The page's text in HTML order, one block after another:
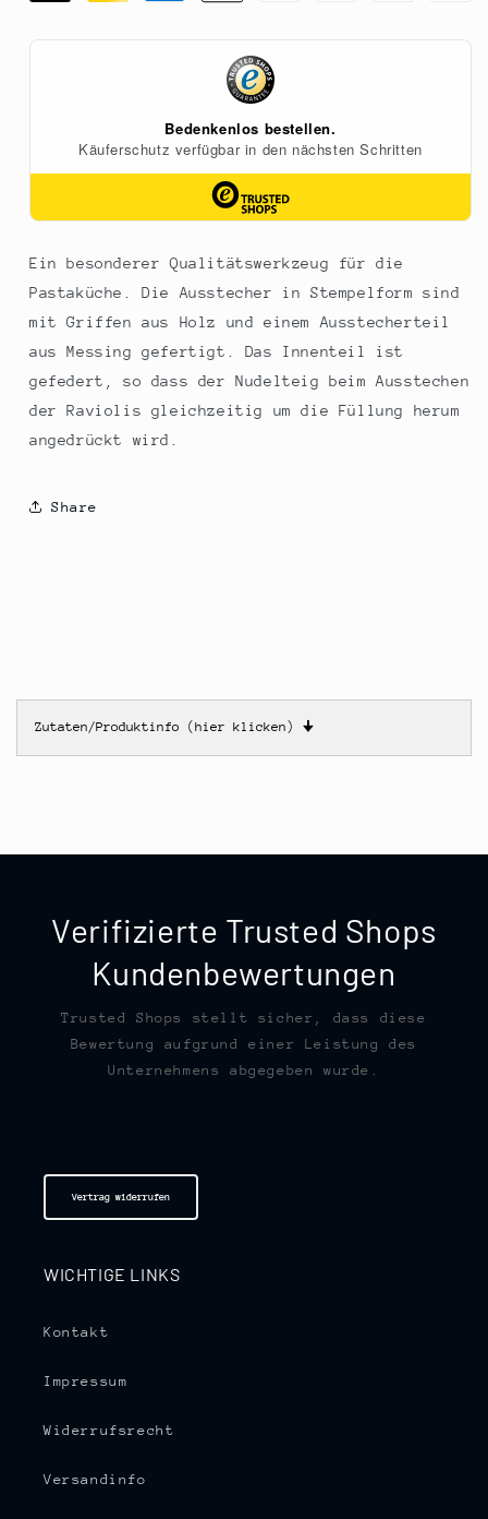
rund
rund
gezacktem
1
St
Ein besonderer Qualitätswerkzeug für die
Pastaküche. Die Ausstecher in Stempelform sind
mit Griffen aus Holz und einem Ausstecherteil
aus Messing gefertigt. Das Innenteil ist
gefedert, so dass der Nudelteig beim Ausstechen
der Raviolis gleichzeitig um die Füllung herum
angedrückt wird.
Share
Zutaten/Produktinfo (hier klicken) 🠋
Verifizierte Trusted Shops
Kundenbewertungen
Trusted Shops stellt sicher, dass diese
Bewertung aufgrund einer Leistung des
Unternehmens abgegeben wurde.
Vertrag widerrufen
WICHTIGE LINKS
Kontakt
Impressum
Widerrufsrecht
Versandinfo